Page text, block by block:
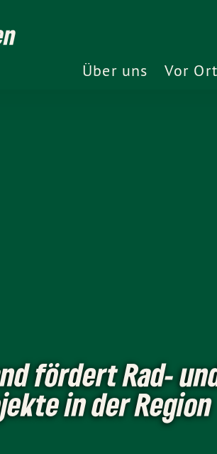
Über uns Vor
fördert Rad-
in der Region